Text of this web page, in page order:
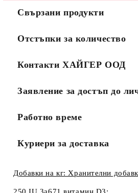
Свързани продукти
Отстъпки за количество
Контакти ХАЙГЕР ООД
Заявление за достъп до
Работно време
Куриери за доставка
Добавки на кг: Хранителни